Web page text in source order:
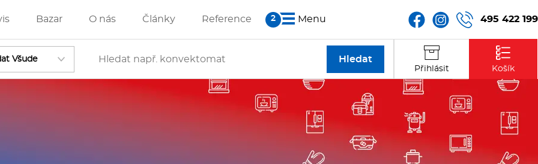
495 422 199
Přihlásit Košík
Bazar O nás Články Reference Menu